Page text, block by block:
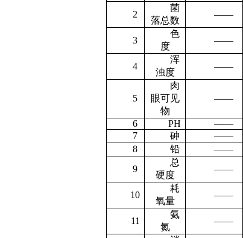
2
菌
落总数
——
3
色
度
——
4
浑
浊度
——
5
肉
眼可见
物
——
6 PH ——
7
砷 ——
8
铅 ——
9
总
硬度
——
10
耗
氧量
——
11
氨
氮
——